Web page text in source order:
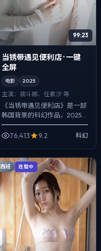
99:23
当锈带遇见便利店 · 一键
全屏
电影 2025
主演： 裴斗娜、任素汐 等
《当锈带遇见便利店》是一部
韩国背景的科幻作品，2025
年公映，由洪常秀执导，裴斗
娜、任素汐、章子怡等主演。
76,413 9.2 科幻
西班 连载中